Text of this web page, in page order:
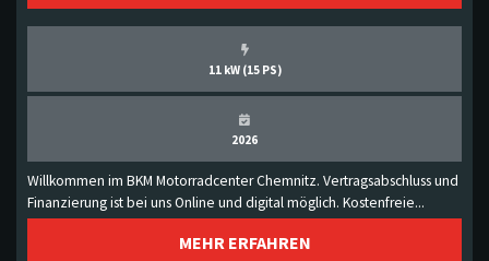
11 kW (15 PS)
2026
Willkommen im BKM Motorradcenter Chemnitz. Vertragsabschluss und
Finanzierung ist bei uns Online und digital möglich. Kostenfreie...
MEHR ERFAHREN